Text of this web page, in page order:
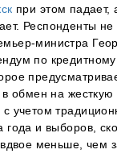
при этом падает,
Респонденты
министра
по
в обмен на
учетом
года и выборов,
вдвое меньше, чем